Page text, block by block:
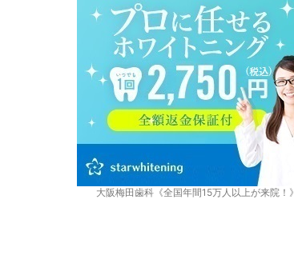
大阪梅田歯科《全国年間15万人以上が来院！》